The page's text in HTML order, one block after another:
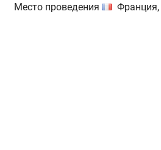
Место проведения
Франция,